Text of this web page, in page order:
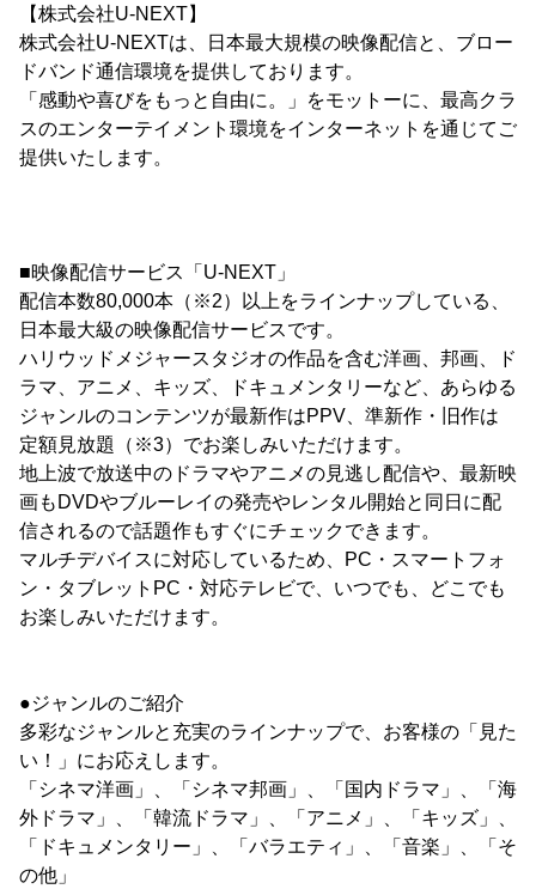
【株式会社U-NEXT】
株式会社U-NEXTは、日本最大規模の映像配信と、ブロー
ドバンド通信環境を提供しております。
「感動や喜びをもっと自由に。」をモットーに、最高クラ
スのエンターテイメント環境をインターネットを通じてご
提供いたします。
■映像配信サービス「U-NEXT」
配信本数80,000本（※2）以上をラインナップしている、
日本最大級の映像配信サービスです。
ハリウッドメジャースタジオの作品を含む洋画、邦画、ド
ラマ、アニメ、キッズ、ドキュメンタリーなど、あらゆる
ジャンルのコンテンツが最新作はPPV、準新作・旧作は
定額見放題（※3）でお楽しみいただけます。
地上波で放送中のドラマやアニメの見逃し配信や、最新映
画もDVDやブルーレイの発売やレンタル開始と同日に配
信されるので話題作もすぐにチェックできます。
マルチデバイスに対応しているため、PC・スマートフォ
ン・タブレットPC・対応テレビで、いつでも、どこでも
お楽しみいただけます。
●ジャンルのご紹介
多彩なジャンルと充実のラインナップで、お客様の「見た
い！」にお応えします。
「シネマ洋画」、「シネマ邦画」、「国内ドラマ」、「海
外ドラマ」、「韓流ドラマ」、「アニメ」、「キッズ」、
「ドキュメンタリー」、「バラエティ」、「音楽」、「そ
の他」